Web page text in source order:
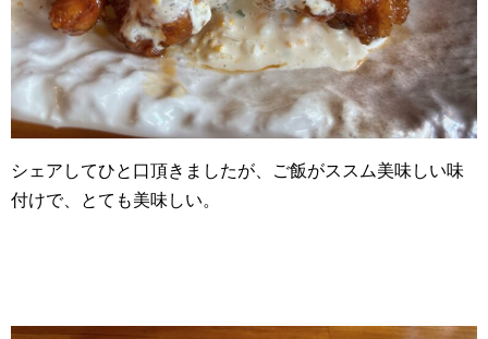
シェアしてひと口頂きましたが、ご飯がススム美味しい味
付けで、とても美味しい。